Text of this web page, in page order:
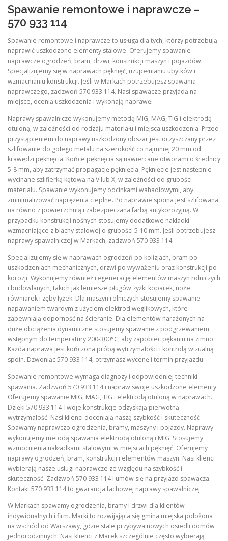
Spawanie remontowe i naprawcze –
570 933 114
Spawanie remontowe i naprawcze to usługa dla tych, którzy potrzebują
naprawić uszkodzone elementy stalowe. Oferujemy spawanie
naprawcze ogrodzeń, bram, drzwi, konstrukcji maszyn i pojazdów.
Specjalizujemy się w naprawach pęknięć, uzupełnianiu ubytków i
wzmacnianiu konstrukcji. Jeśli w Markach potrzebujesz spawania
naprawczego, zadzwoń 570 933 114. Nasi spawacze przyjadą na
miejsce, ocenią uszkodzenia i wykonają naprawę.
Naprawy spawalnicze wykonujemy metodą MIG, MAG, TIG i elektrodą
otuloną, w zależności od rodzaju materiału i miejsca uszkodzenia. Przed
przystąpieniem do naprawy uszkodzony obszar jest oczyszczany przez
szlifowanie do gołego metalu na szerokość co najmniej 20 mm od
krawędzi pęknięcia. Końce pęknięcia są nawiercane otworami o średnicy
5-8 mm, aby zatrzymać propagację pęknięcia. Pęknięcie jest następnie
wycinane szlifierką kątową na V lub X, w zależności od grubości
materiału. Spawanie wykonujemy odcinkami wahadłowymi, aby
zminimalizować naprężenia cieplne. Po naprawie spoina jest szlifowana
na równo z powierzchnią i zabezpieczana farbą antykorozyjną. W
przypadku konstrukcji nośnych stosujemy dodatkowe nakładki
wzmacniające z blachy stalowej o grubości 5-10 mm. Jeśli potrzebujesz
naprawy spawalniczej w Markach, zadzwoń 570 933 114.
Specjalizujemy się w naprawach ogrodzeń po kolizjach, bram po
uszkodzeniach mechanicznych, drzwi po wyważeniu oraz konstrukcji po
korozji. Wykonujemy również regenerację elementów maszyn rolniczych
i budowlanych, takich jak lemiesze pługów, łyżki koparek, noże
równiarek i zęby łyżek. Dla maszyn rolniczych stosujemy spawanie
napawaniem twardym z użyciem elektrod węglikowych, które
zapewniają odporność na ścieranie. Dla elementów narażonych na
duże obciążenia dynamiczne stosujemy spawanie z podgrzewaniem
wstępnym do temperatury 200-300°C, aby zapobiec pękaniu na zimno.
Każda naprawa jest kończona próbą wytrzymałości i kontrolą wizualną
spoin. Dzwoniąc 570 933 114, otrzymasz wycenę i termin przyjazdu.
Spawanie remontowe wymaga diagnozy i odpowiedniej techniki
spawania. Zadzwoń 570 933 114 i napraw swoje uszkodzone elementy.
Oferujemy spawanie MIG, MAG, TIG i elektrodą otuloną w naprawach.
Dzięki 570 933 114 Twoje konstrukcje odzyskają pierwotną
wytrzymałość. Nasi klienci doceniają naszą szybkość i skuteczność.
Spawamy naprawczo ogrodzenia, bramy, maszyny i pojazdy. Naprawy
wykonujemy metodą spawania elektrodą otuloną i MIG. Stosujemy
wzmocnienia nakładkami stalowymi w miejscach pęknięć. Oferujemy
naprawy ogrodzeń, bram, konstrukcji i elementów maszyn. Nasi klienci
wybierają nasze usługi naprawcze ze względu na szybkość i
skuteczność. Zadzwoń 570 933 114 i umów się na przyjazd spawacza.
Kontakt 570 933 114 to gwarancja fachowej naprawy spawalniczej.
W Markach spawamy ogrodzenia, bramy i drzwi dla klientów
indywidualnych i firm. Marki to rozwijająca się gmina miejska położona
na wschód od Warszawy, gdzie stale przybywa nowych osiedli domów
jednorodzinnych. Nasi klienci z Marek szczególnie często wybierają